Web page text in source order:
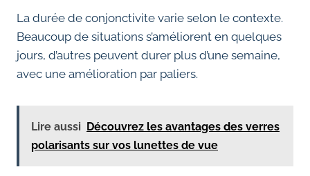
La durée de conjonctivite varie selon le contexte.
Beaucoup de situations s’améliorent en quelques
jours, d’autres peuvent durer plus d’une semaine,
avec une amélioration par paliers.
Lire aussi Découvrez les avantages des verres
polarisants sur vos lunettes de vue